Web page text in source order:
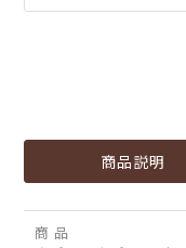
商品説明
商 品